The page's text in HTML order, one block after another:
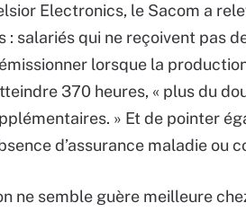
Electronics, le Sacom a
: salariés qui ne reçoivent pas
lorsque la
370 heures, « plus du
» Et de pointer
d’assurance maladie ou
ne semble guère meilleure